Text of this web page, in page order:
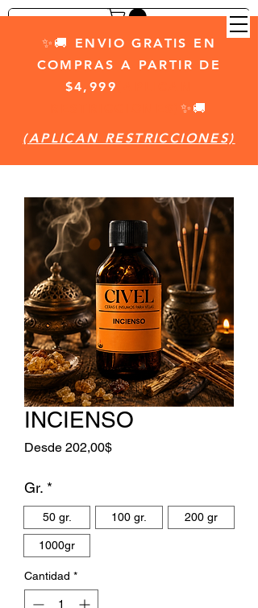
✨🚚 ENVIO GRATIS EN
COMPRAS A PARTIR DE
$4,999
✨🚚
(APLICAN RESTRICCIONES)
INCIENSO
Desde 202,00$Precio de oferta
Gr. *
50 gr. 100 gr. 200 gr
1000gr
Cantidad *